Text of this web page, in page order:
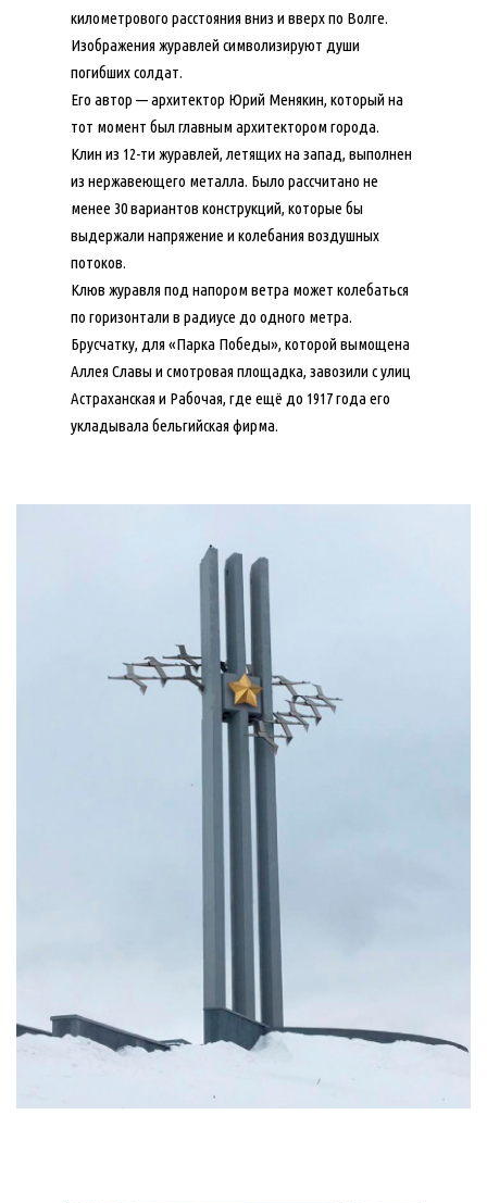
километрового расстояния вниз и вверх по Волге.
Изображения журавлей символизируют души
погибших солдат.
Его автор — архитектор Юрий Менякин, который на
тот момент был главным архитектором города.
Клин из 12-ти журавлей, летящих на запад, выполнен
из нержавеющего металла. Было рассчитано не
менее 30 вариантов конструкций, которые бы
выдержали напряжение и колебания воздушных
потоков.
Клюв журавля под напором ветра может колебаться
по горизонтали в радиусе до одного метра.
Брусчатку, для «Парка Победы», которой вымощена
Аллея Славы и смотровая площадка, завозили с улиц
Астраханская и Рабочая, где ещё до 1917 года его
укладывала бельгийская фирма.